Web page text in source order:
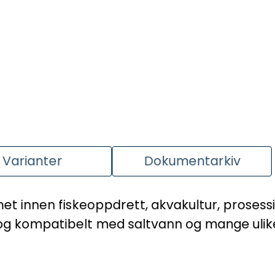
Varianter Dokumentarkiv
innen fiskeoppdrett, akvakultur,
kompatibelt med saltvann og mange